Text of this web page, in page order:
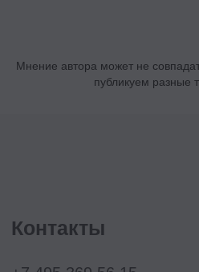
Мнение автора может не
публикуем разные